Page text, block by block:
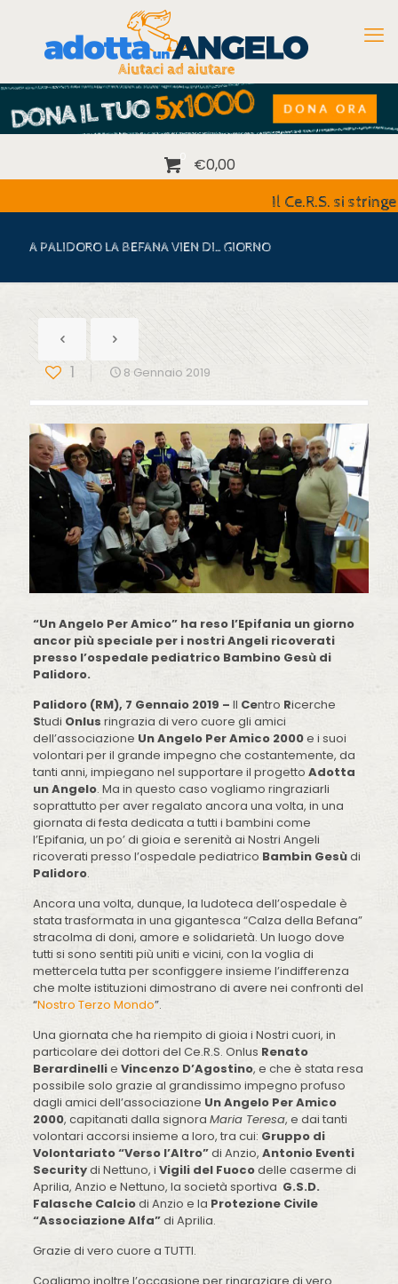
0 €0,00
Il Ce.R.S. si stringe al
A PALIDORO LA BEFANA VIEN DI…GIORNO
1 8 Gennaio 2019
“Un Angelo Per Amico” ha reso l’Epifania un giorno
ancor più speciale per i nostri Angeli ricoverati
presso l’ospedale pediatrico Bambino Gesù di
Palidoro.
Palidoro (RM), 7 Gennaio 2019 – Il Centro Ricerche
Studi Onlus ringrazia di vero cuore gli amici
dell’associazione Un Angelo Per Amico 2000e i suoi
volontari per il grande impegno che costantemente, da
tanti anni, impiegano nel supportare il progetto Adotta
un Angelo. Ma in questo caso vogliamo ringraziarli
soprattutto per aver regalato ancora una volta, in una
giornata di festa dedicata a tutti i bambini come
l’Epifania, un po’ di gioia e serenità ai Nostri Angeli
ricoverati presso l’ospedale pediatrico Bambin Gesùdi
Palidoro.
Ancora una volta, dunque, la ludoteca dell’ospedale è
stata trasformata in una gigantesca “Calza della Befana”
stracolma di doni, amore e solidarietà. Un luogo dove
tutti si sono sentiti più uniti e vicini, con la voglia di
mettercela tutta per sconfiggere insieme l’indifferenza
che molte istituzioni dimostrano di avere nei confronti del
“Nostro Terzo Mondo”.
Una giornata che ha riempito di gioia i Nostri cuori, in
particolare dei dottori del Ce.R.S. Onlus Renato
Berardinellie Vincenzo D’Agostino, e che è stata resa
possibile solo grazie al grandissimo impegno profuso
dagli amici dell’associazione Un Angelo Per Amico
2000, capitanati dalla signora Maria Teresa, e dai tanti
volontari accorsi insieme a loro, tra cui: Gruppo di
Volontariato “Verso l’Altro”di Anzio, Antonio Eventi
Securitydi Nettuno, i Vigili del Fuocodelle caserme di
Aprilia, Anzio e Nettuno, la società sportiva G.S.D.
Falasche Calciodi Anzio e la Protezione Civile
“Associazione Alfa”di Aprilia.
Grazie di vero cuore a TUTTI.